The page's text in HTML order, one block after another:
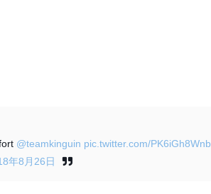
@teamkinguin pic.twitter.com/PK6iGh8Wnb
年8月26日